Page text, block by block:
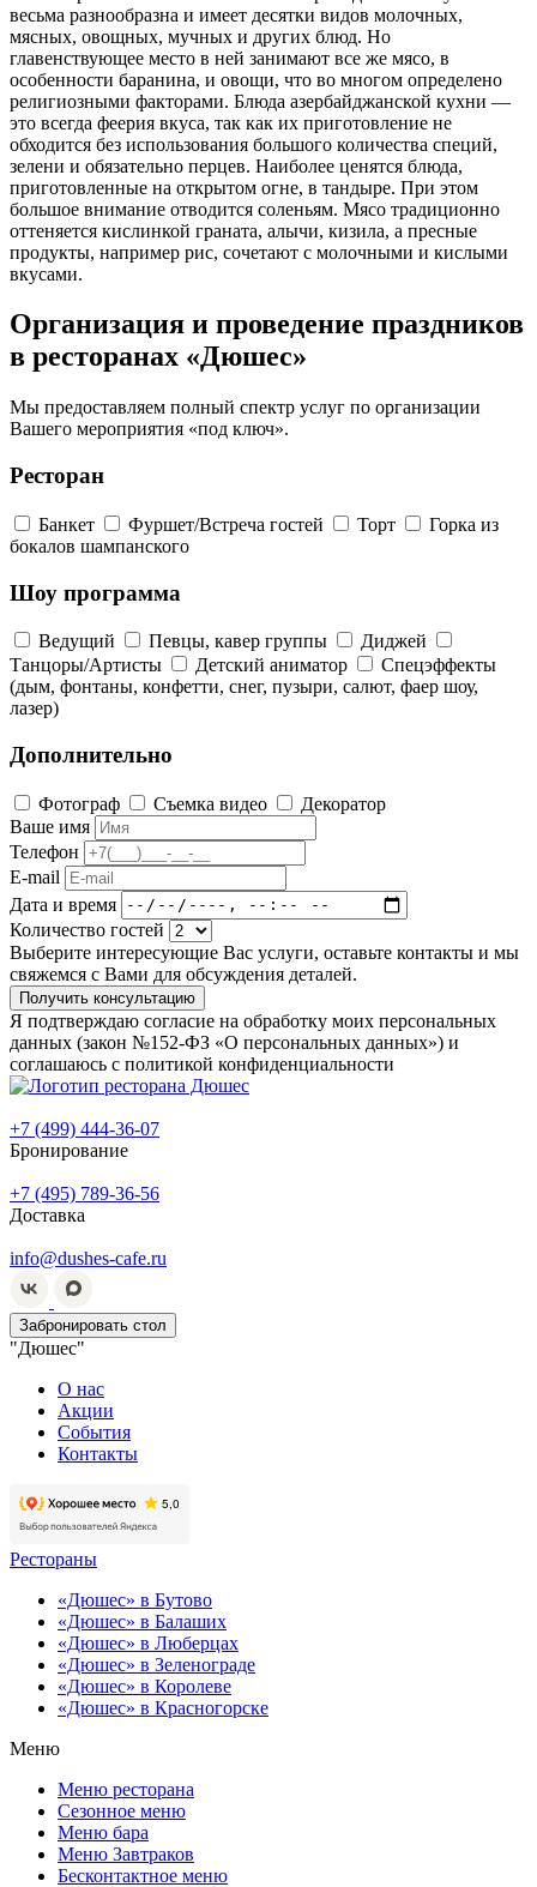
весьма разнообразна и имеет десятки видов молочных,
мясных, овощных, мучных и других блюд. Но
главенствующее место в ней занимают все же мясо, в
особенности баранина, и овощи, что во многом определено
религиозными факторами. Блюда азербайджанской кухни —
это всегда феерия вкуса, так как их приготовление не
обходится без использования большого количества специй,
зелени и обязательно перцев. Наиболее ценятся блюда,
приготовленные на открытом огне, в тандыре. При этом
большое внимание отводится соленьям. Мясо традиционно
оттеняется кислинкой граната, алычи, кизила, а пресные
продукты, например рис, сочетают с молочными и кислыми
вкусами.
Организация и проведение праздников
в ресторанах «Дюшес»
Мы предоставляем полный спектр услуг по организации
Вашего мероприятия «под ключ».
Ресторан
Банкет Фуршет/Встреча гостей Торт
Горка из
бокалов шампанского
Шоу программа
Ведущий Певцы, кавер группы
Диджей
Танцоры/Артисты
Детский аниматор
Спецэффекты
(дым, фонтаны, конфетти, снег, пузыри, салют, фаер шоу,
лазер)
Дополнительно
Фотограф Съемка видео
Декоратор
Ваше имя
Телефон
E-mail
Дата и время
Количество гостей
Выберите интересующие Вас услуги, оставьте контакты и мы
свяжемся с Вами для обсуждения деталей.
Получить консультацию
Я подтверждаю согласие на обработку моих персональных
данных (закон №152-ФЗ «О персональных данных») и
соглашаюсь с политикой конфиденциальности
+7 (499) 444-36-07
Бронирование
+7 (495) 789-36-56
Доставка
info@dushes-cafe.ru
Забронировать стол
"Дюшес"
О нас
Акции
События
Контакты
Рестораны
«Дюшес» в Бутово
«Дюшес» в Балаших
«Дюшес» в Люберцах
«Дюшес» в Зеленограде
«Дюшес» в Королеве
«Дюшес» в Красногорске
Меню
Меню ресторана
Сезонное меню
Меню бара
Меню Завтраков
Бесконтактное меню